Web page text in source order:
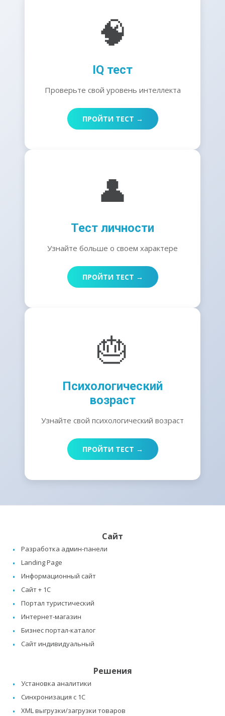
🧠
IQ тест
Проверьте свой уровень интеллекта
ПРОЙТИ ТЕСТ →
👤
Тест личности
Узнайте больше о своем характере
ПРОЙТИ ТЕСТ →
🎂
Психологический
возраст
Узнайте свой психологический возраст
ПРОЙТИ ТЕСТ →
Сайт
Разработка админ-панели
Landing Page
Информационный сайт
Сайт + 1C
Портал туристический
Интернет-магазин
Бизнес портал-каталог
Сайт индивидуальный
Решения
Установка аналитики
Синхронизация с 1C
XML выгрузки/загрузки товаров